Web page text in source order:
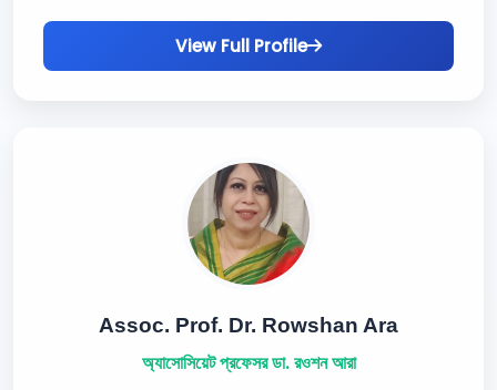
View Full Profile
Assoc. Prof. Dr. Rowshan Ara
অ্যাসোসিয়েট প্রফেসর ডা. রওশন আরা